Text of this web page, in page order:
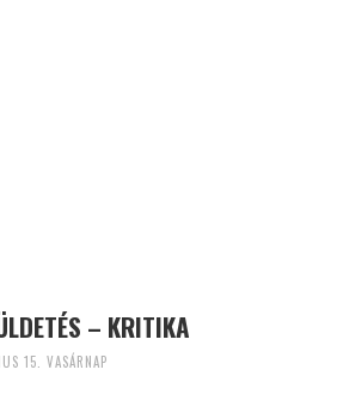
– KRITIKA
15. VASÁRNAP